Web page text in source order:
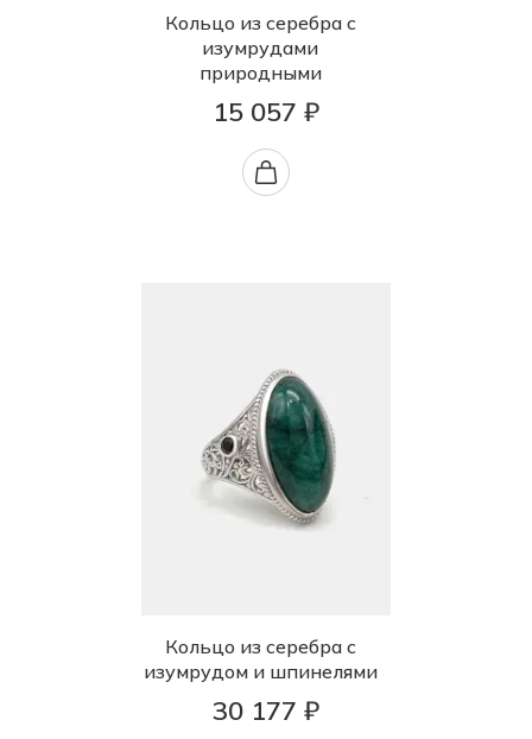
Кольцо из серебра с
изумрудами
природными
15 057 ₽
Кольцо из серебра с
изумрудом и шпинелями
30 177 ₽